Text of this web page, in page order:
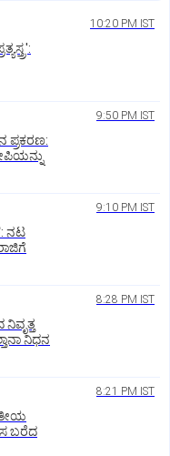
10:20 PM IST
9:50 PM IST
ಪ್ರಕರಣ:
9:10 PM IST
ನಟ
8:28 PM IST
ನಿಧನ
8:21 PM IST
ಬರೆದ